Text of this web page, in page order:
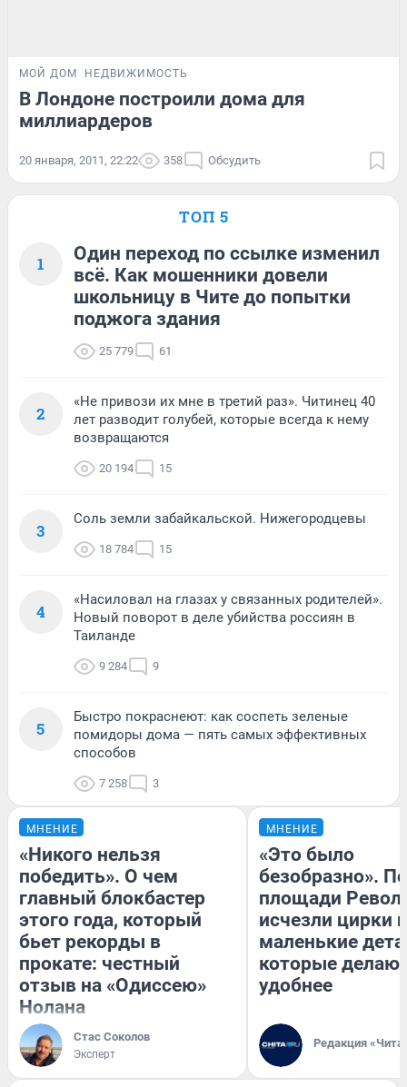
МОЙ ДОМ НЕДВИЖИМОСТЬ
В Лондоне построили дома для
миллиардеров
20 января, 2011, 22:22 358 Обсудить
ТОП 5
1
Один переход по ссылке изменил
всё. Как мошенники довели
школьницу в Чите до попытки
поджога здания
25 779 61
2
«Не привози их мне в третий раз». Читинец 40
лет разводит голубей, которые всегда к нему
возвращаются
20 194 15
3
Соль земли забайкальской. Нижегородцевы
18 784 15
4
«Насиловал на глазах у связанных родителей».
Новый поворот в деле убийства россиян в
Таиланде
9 284 9
5
Быстро покраснеют: как соспеть зеленые
помидоры дома — пять самых эффективных
способов
7 258 3
МНЕНИЕ
«Никого нельзя
победить». О чем
главный блокбастер
этого года, который
бьет рекорды в
прокате: честный
отзыв на «Одиссею»
Нолана
Стас Соколов
Эксперт
МНЕНИЕ
«Это было
безобразно».
площади
исчезли цирки
маленькие
которые
удобнее
Редакция